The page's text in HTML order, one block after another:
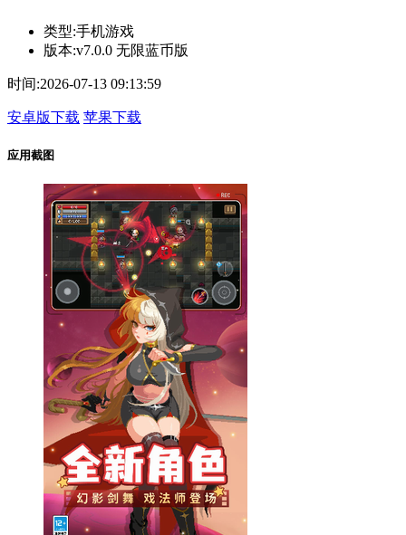
类型:手机游戏
版本:v7.0.0 无限蓝币版
时间:2026-07-13 09:13:59
安卓版下载 苹果下载
应用截图